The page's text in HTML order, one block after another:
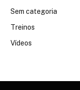
Sem categoria
Treinos
Vídeos